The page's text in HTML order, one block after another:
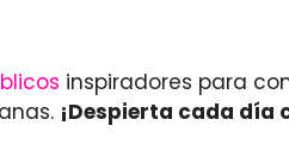
inspiradores para
¡Despierta cada día